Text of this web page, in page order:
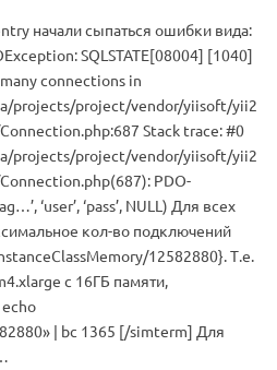
начали сыпаться ошибки вида:
SQLSTATE[08004] [1040]
connections in
projects/project/vendor/yiisoft/yii2
Stack trace: #0
projects/project/vendor/yiisoft/yii2
PDO-
‘user’, ‘pass’, NULL) Для всех
кол-во подключений
12582880}. Т.е.
с 16ГБ памяти,
| bc 1365 [/simterm] Для